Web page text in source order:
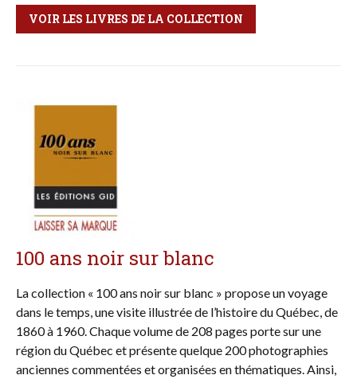
VOIR LES LIVRES DE LA COLLECTION
100 ans noir sur blanc
La collection « 100 ans noir sur blanc » propose un voyage
dans le temps, une visite illustrée de l’histoire du Québec, de
1860 à 1960. Chaque volume de 208 pages porte sur une
région du Québec et présente quelque 200 photographies
anciennes commentées et organisées en thématiques. Ainsi,